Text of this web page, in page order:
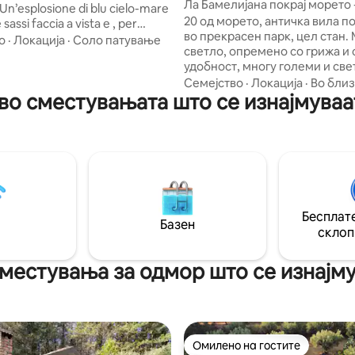
di blu cielo-mare
faccia a vista e , per
la possibilità di
Per amanti della natura e vita
dai percorsi turistici di
· Локација · Соло патување
Ла Бамелијана покрај
spiffero
20 од морето, античка вила
во прекрасен парк, цел стан.
светло, опремено со грижа и
удобност, многу големи и
многу високи тавани. Лесно
кристално чисто море,
поглед кон Стромболи. Две
кон морето, клима уред.
прекрасна плажа со бар,
ресторан, чадори. Аеродром
Тренирајте 150 mt Тропеа 17
Boarding 3km
Семејство · Локација · Во
сместувањата што се
Базен
за одмор што се
Омилено на гостите